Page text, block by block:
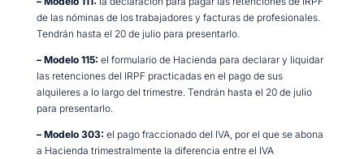
de las nóminas de los trabajadores y facturas de profesionales.
Tendrán hasta el 20 de julio para presentarlo.
– Modelo 115: el formulario de Hacienda para declarar y liquidar
las retenciones del IRPF practicadas en el pago de sus
alquileres a lo largo del trimestre. Tendrán hasta el 20 de julio
para presentarlo.
– Modelo 303: el pago fraccionado del IVA, por el que se abona
a Hacienda trimestralmente la diferencia entre el IVA